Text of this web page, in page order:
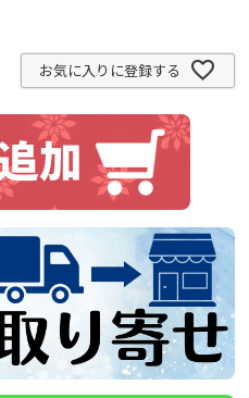
お気に入りに登録する